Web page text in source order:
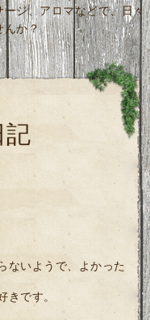
ジ、アロマなどで、日々
んか？
ないようで、よかった
きです。